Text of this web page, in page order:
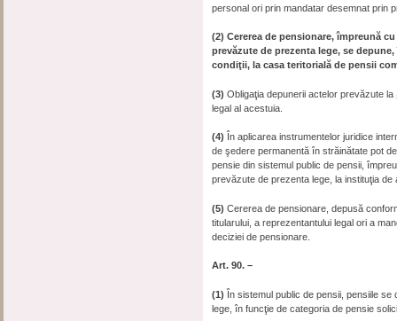
personal ori prin mandatar desemnat prin
(2) Cererea de pensionare, împreună
prevăzute de prezenta lege, se
condiţii, la casa teritorială de pensii
(3) Obligaţia depunerii actelor prevăzute la
legal al acestuia.
(4) În aplicarea instrumentelor juridice
de şedere permanentă în străinătate pot
pensie din sistemul public de pensii,
prevăzute de prezenta lege, la instituţia
(5) Cererea de pensionare, depusă
titularului, a reprezentantului legal ori a
deciziei de pensionare.
Art. 90. –
(1) În sistemul public de pensii, pensiile
lege, în funcţie de categoria de pensie